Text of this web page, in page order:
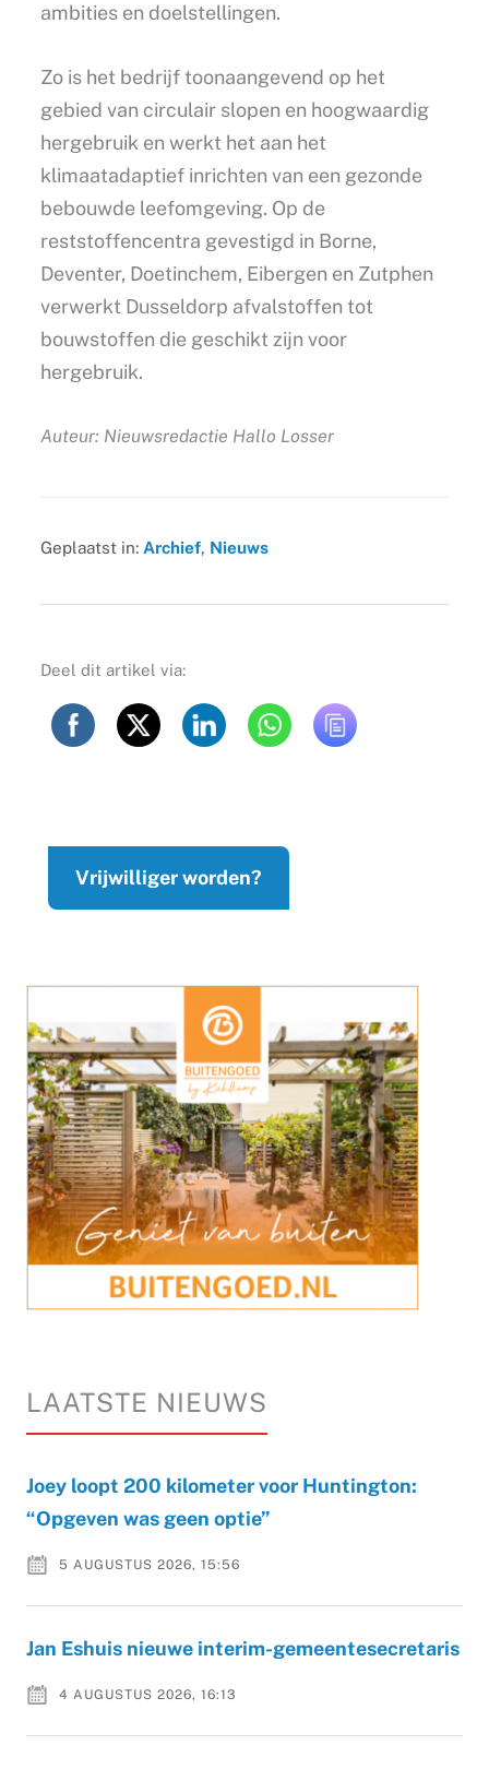
ambities en doelstellingen.
Zo is het bedrijf toonaangevend op het
gebied van circulair slopen en hoogwaardig
hergebruik en werkt het aan het
klimaatadaptief inrichten van een gezonde
bebouwde leefomgeving. Op de
reststoffencentra gevestigd in Borne,
Deventer, Doetinchem, Eibergen en Zutphen
verwerkt Dusseldorp afvalstoffen tot
bouwstoffen die geschikt zijn voor
hergebruik.
Auteur: Nieuwsredactie Hallo Losser
Geplaatst in: Archief, Nieuws
Deel dit artikel via:
Vrijwilliger worden?
LAATSTE NIEUWS
Joey loopt 200 kilometer voor Huntington:
“Opgeven was geen optie”
5 AUGUSTUS 2026, 15:56
Jan Eshuis nieuwe interim-gemeentesecretaris
4 AUGUSTUS 2026, 16:13